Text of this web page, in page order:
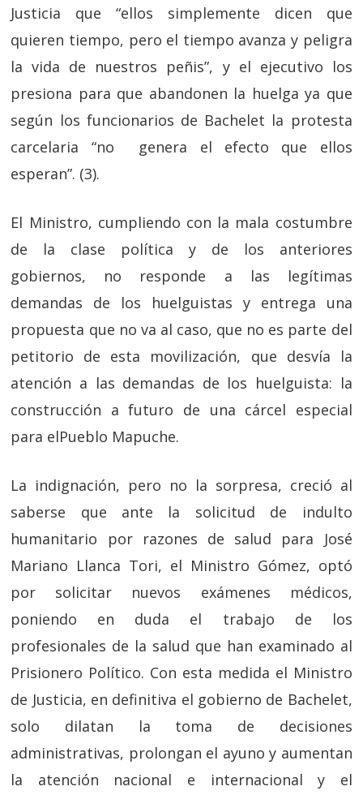
Justicia que “ellos simplemente dicen que
quieren tiempo, pero el tiempo avanza y peligra
la vida de nuestros peñis”, y el ejecutivo los
presiona para que abandonen la huelga ya que
según los funcionarios de Bachelet la protesta
carcelaria “no genera el efecto que ellos
esperan”. (3).
El Ministro, cumpliendo con la mala costumbre
de la clase política y de los anteriores
gobiernos, no responde a las legítimas
demandas de los huelguistas y entrega una
propuesta que no va al caso, que no es parte del
petitorio de esta movilización, que desvía la
atención a las demandas de los huelguista: la
construcción a futuro de una cárcel especial
para elPueblo Mapuche.
La indignación, pero no la sorpresa, creció al
saberse que ante la solicitud de indulto
humanitario por razones de salud para José
Mariano Llanca Tori, el Ministro Gómez, optó
por solicitar nuevos exámenes médicos,
poniendo en duda el trabajo de los
profesionales de la salud que han examinado al
Prisionero Político. Con esta medida el Ministro
de Justicia, en definitiva el gobierno de Bachelet,
solo dilatan la toma de decisiones
administrativas, prolongan el ayuno y aumentan
la atención nacional e internacional y el